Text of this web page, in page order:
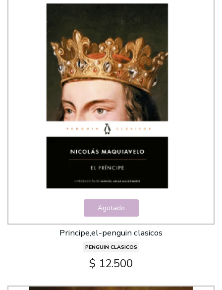
Agotado
Principe,el-penguin clasicos
PENGUIN CLASICOS
$ 12.500